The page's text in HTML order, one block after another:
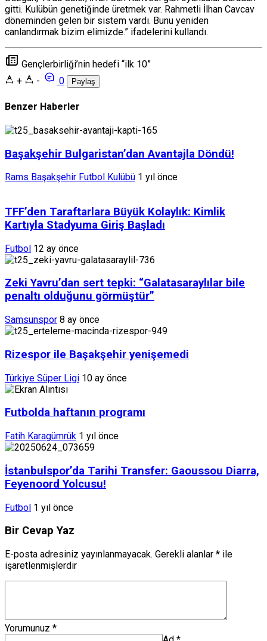
gitti. Kulübün genetiğinde üretmek var. Rahmetli İlhan Cavcav
döneminden gelen bir sistem vardı. Bunu yeniden
canlandırmak bizim elimizde.” ifadelerini kullandı.
Gençlerbirliği’nin hedefi “ilk 10”
+
- 0 Paylaş
Benzer Haberler
Başakşehir Bulgaristan’dan Avantajla Döndü!
Rams Başakşehir Futbol Kulübü 1 yıl önce
TFF’den Taraftarlara Büyük Kolaylık: Kimlik
Kartıyla Stadyuma Giriş Başladı
Futbol 12 ay önce
Zeki Yavru’dan sert tepki: “Galatasaraylılar bile
penaltı olduğunu görmüştür”
Samsunspor 8 ay önce
Rizespor ile Başakşehir yenişemedi
Türkiye Süper Ligi 10 ay önce
Futbolda haftanın programı
Fatih Karagümrük 1 yıl önce
İstanbulspor’da Tarihi Transfer: Gaoussou Diarra,
Feyenoord Yolcusu!
Futbol 1 yıl önce
Bir Cevap Yaz
E-posta adresiniz yayınlanmayacak. Gerekli alanlar * ile
işaretlenmişlerdir
Yorumunuz *